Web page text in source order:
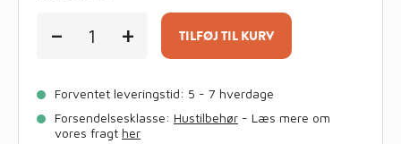
-
hyldeknægt
antal
+ TILFØJ TIL KURV
Forventet leveringstid: 5 - 7 hverdage
Forsendelsesklasse: Hustilbehør - Læs mere om
vores fragt her